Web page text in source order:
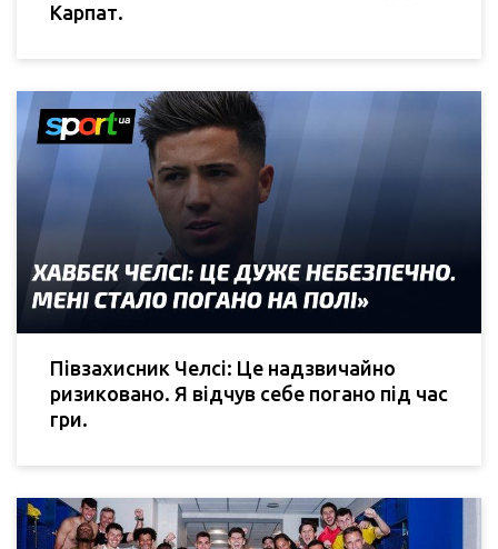
Карпат.
Півзахисник Челсі: Це надзвичайно
ризиковано. Я відчув себе погано під час
гри.